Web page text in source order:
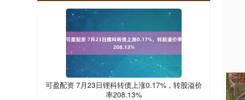
可盈配资 7月23日锂科转债上涨0.17%，转股溢价
率208.13%